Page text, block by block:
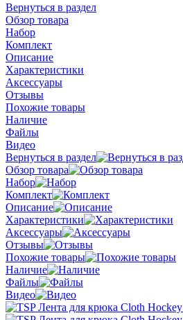
Вернуться в раздел
Обзор товара
Набор
Комплект
Описание
Характеристики
Аксессуары
Отзывы
Похожие товары
Наличие
Файлы
Видео
Вернуться в раздел
Обзор товара
Набор
Комплект
Описание
Характеристики
Аксессуары
Отзывы
Похожие товары
Наличие
Файлы
Видео